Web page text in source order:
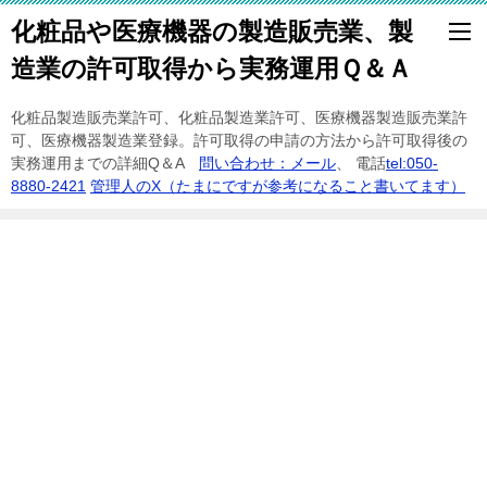
化粧品や医療機器の製造販売業、製
造業の許可取得から実務運用Ｑ＆Ａ
化粧品製造販売業許可、化粧品製造業許可、医療機器製造販売業許
可、医療機器製造業登録。許可取得の申請の方法から許可取得後の
実務運用までの詳細Q＆A
問い合わせ：メール 、 電話tel:050-
8880-2421 管理人のX（たまにですが参考になること書いてます）